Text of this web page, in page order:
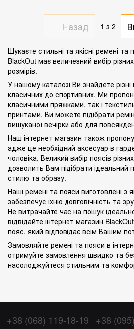
Назад 1 з 2
Шукаєте стильні та якісні ремені та
BlackOut має величезний вибір
розмірів.
У нашому каталозі Ви знайдете різні
класичних до спортивних. Ми
класичними пряжками, так і
принтами. Ви можете підібрати
вишуканої вечірки або для
Наш інтернет магазин також
адже це необхідний аксесуар в
чоловіка. Великий вибір поясів
дозволить Вам підібрати ідеальний
стилю та образу.
Наші ремені та пояси виготовлені з
забезпечує їхню довговічність та
Не витрачайте час на пошук
відвідайте інтернет магазин
пояс, який відповідає всім Вашим
Замовляйте ремені та пояси в
отримуйте замовлення швидко та
насолоджуйтеся стильним та
+38 (068) 119-18-19 +38